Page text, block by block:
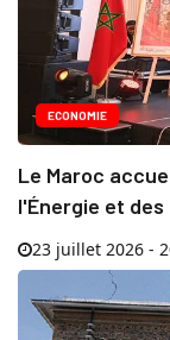
ECONOMIE
Le Maroc
l'Énergie et des
23 juillet 2026 -